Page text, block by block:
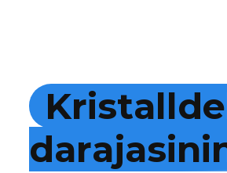
Kristallde
darajasini